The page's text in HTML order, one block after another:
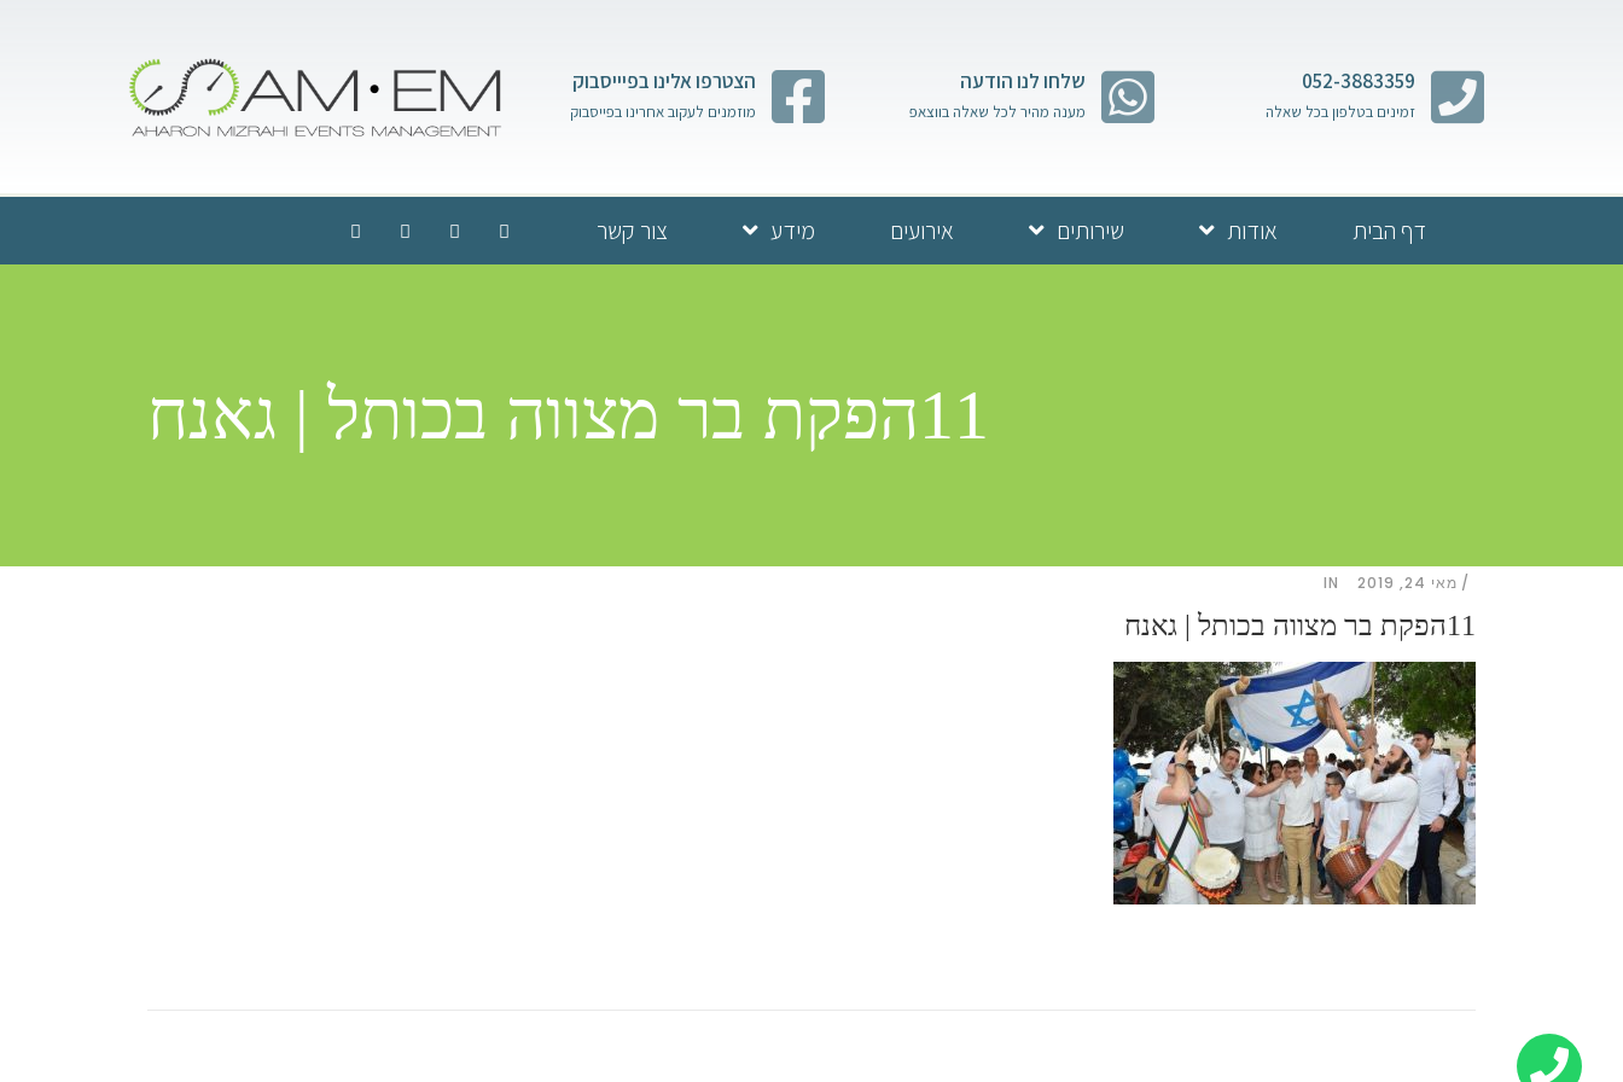
052-3883359
זמינים בטלפון בכל שאלה
שלחו לנו הודעה
מענה מהיר לכל שאלה בווצאפ
הצטרפו אלינו בפיייסבוק
מוזמנים לעקוב אחרינו בפייסבוק
דף הבית אודות שירותים אירועים מידע צור קשר
11הפקת בר מצווה בכותל | גאנח
מאי 24, 2019 IN
11הפקת בר מצווה בכותל | גאנח